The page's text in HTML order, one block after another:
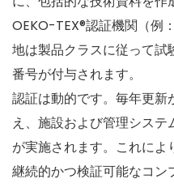
OEKO-TEX®認証機関（例
地は製品クラスに従って
番号が付与されます。
認証は動的です。毎年更新
え、施設および管理シス
が実施されます。これによ
継続的かつ検証可能なコン